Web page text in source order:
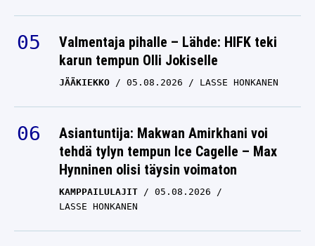
Valmentaja pihalle – Lähde: HIFK teki
karun tempun Olli Jokiselle
JÄÄKIEKKO 05.08.2026 LASSE HONKANEN
Asiantuntija: Makwan Amirkhani voi
tehdä tylyn tempun Ice Cagelle – Max
Hynninen olisi täysin voimaton
KAMPPAILULAJIT
05.08.2026
LASSE HONKANEN